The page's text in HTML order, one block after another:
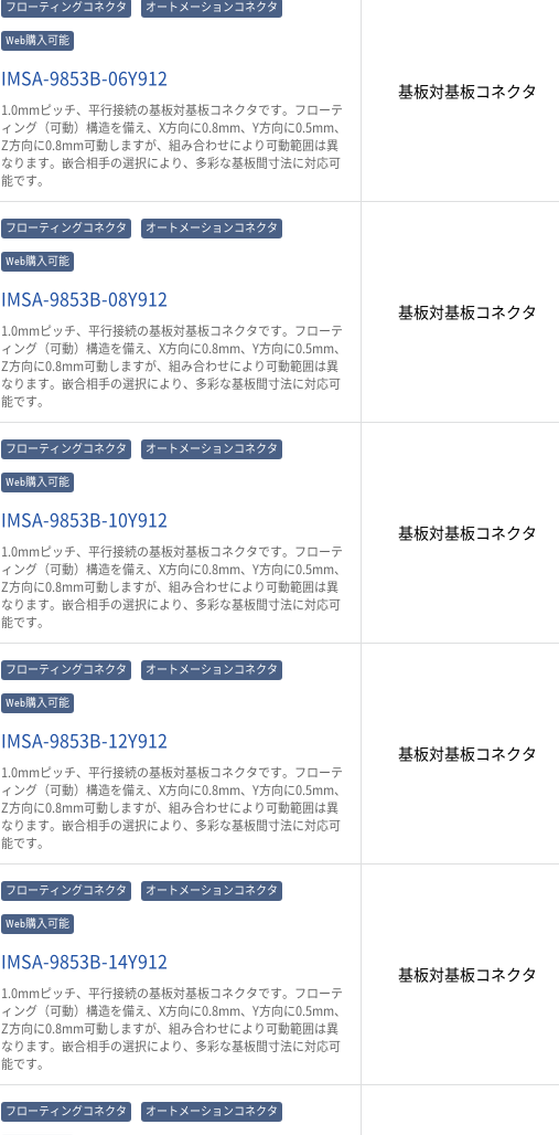
フローティングコネクタ オートメーションコネクタ
Web購入可能
IMSA-9853B-06Y912
1.0mmピッチ、平行接続の基板対基板コネクタです。フローテ
ィング（可動）構造を備え、X方向に0.8mm、Y方向に0.5mm、
Z方向に0.8mm可動しますが、組み合わせにより可動範囲は異
なります。嵌合相手の選択により、多彩な基板間寸法に対応可
能です。
基板対基板コネクタ
フローティングコネクタ オートメーションコネクタ
Web購入可能
IMSA-9853B-08Y912
1.0mmピッチ、平行接続の基板対基板コネクタです。フローテ
ィング（可動）構造を備え、X方向に0.8mm、Y方向に0.5mm、
Z方向に0.8mm可動しますが、組み合わせにより可動範囲は異
なります。嵌合相手の選択により、多彩な基板間寸法に対応可
能です。
基板対基板コネクタ
フローティングコネクタ オートメーションコネクタ
Web購入可能
IMSA-9853B-10Y912
1.0mmピッチ、平行接続の基板対基板コネクタです。フローテ
ィング（可動）構造を備え、X方向に0.8mm、Y方向に0.5mm、
Z方向に0.8mm可動しますが、組み合わせにより可動範囲は異
なります。嵌合相手の選択により、多彩な基板間寸法に対応可
能です。
基板対基板コネクタ
フローティングコネクタ オートメーションコネクタ
Web購入可能
IMSA-9853B-12Y912
1.0mmピッチ、平行接続の基板対基板コネクタです。フローテ
ィング（可動）構造を備え、X方向に0.8mm、Y方向に0.5mm、
Z方向に0.8mm可動しますが、組み合わせにより可動範囲は異
なります。嵌合相手の選択により、多彩な基板間寸法に対応可
能です。
基板対基板コネクタ
フローティングコネクタ オートメーションコネクタ
Web購入可能
IMSA-9853B-14Y912
1.0mmピッチ、平行接続の基板対基板コネクタです。フローテ
ィング（可動）構造を備え、X方向に0.8mm、Y方向に0.5mm、
Z方向に0.8mm可動しますが、組み合わせにより可動範囲は異
なります。嵌合相手の選択により、多彩な基板間寸法に対応可
能です。
基板対基板コネクタ
フローティングコネクタ オートメーションコネクタ